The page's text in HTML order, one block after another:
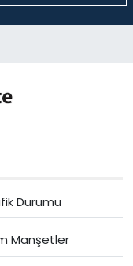
Durumu
Manşetler